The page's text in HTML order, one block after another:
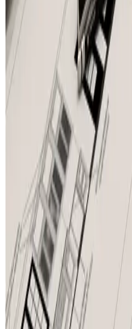
Telegram
Консультация и подбор
Подскажем по
подберем вариант под